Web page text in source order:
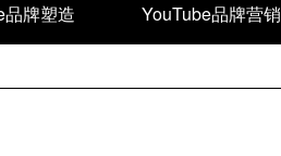
牌塑造 YouTube品牌营销